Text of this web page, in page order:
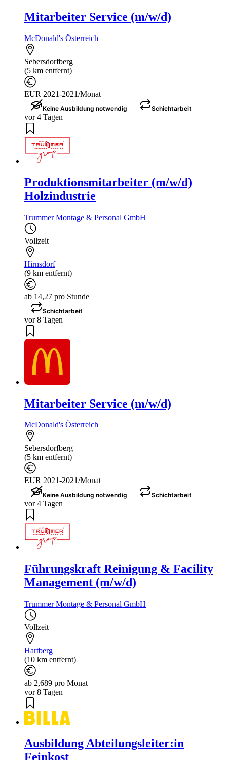
Mitarbeiter Service (m/w/d)
McDonald's Österreich
Sebersdorfberg
(5 km entfernt)
EUR 2021-2021/Monat
Keine Ausbildung notwendig Schichtarbeit
vor 4 Tagen
Produktionsmitarbeiter (m/w/d)
Holzindustrie
Trummer Montage & Personal GmbH
Vollzeit
Hirnsdorf
(9 km entfernt)
ab 14,27 pro Stunde
Schichtarbeit
vor 8 Tagen
Mitarbeiter Service (m/w/d)
McDonald's Österreich
Sebersdorfberg
(5 km entfernt)
EUR 2021-2021/Monat
Keine Ausbildung notwendig Schichtarbeit
vor 4 Tagen
Führungskraft Reinigung & Facility
Management (m/w/d)
Trummer Montage & Personal GmbH
Vollzeit
Hartberg
(10 km entfernt)
ab 2,689 pro Monat
vor 8 Tagen
Ausbildung Abteilungsleiter:in
Feinkost